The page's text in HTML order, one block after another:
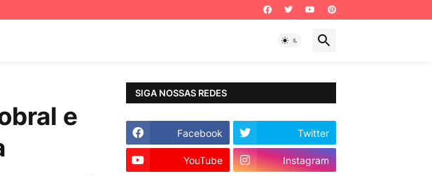
e
SIGA NOSSAS REDES
Facebook Twitter
YouTube Instagram